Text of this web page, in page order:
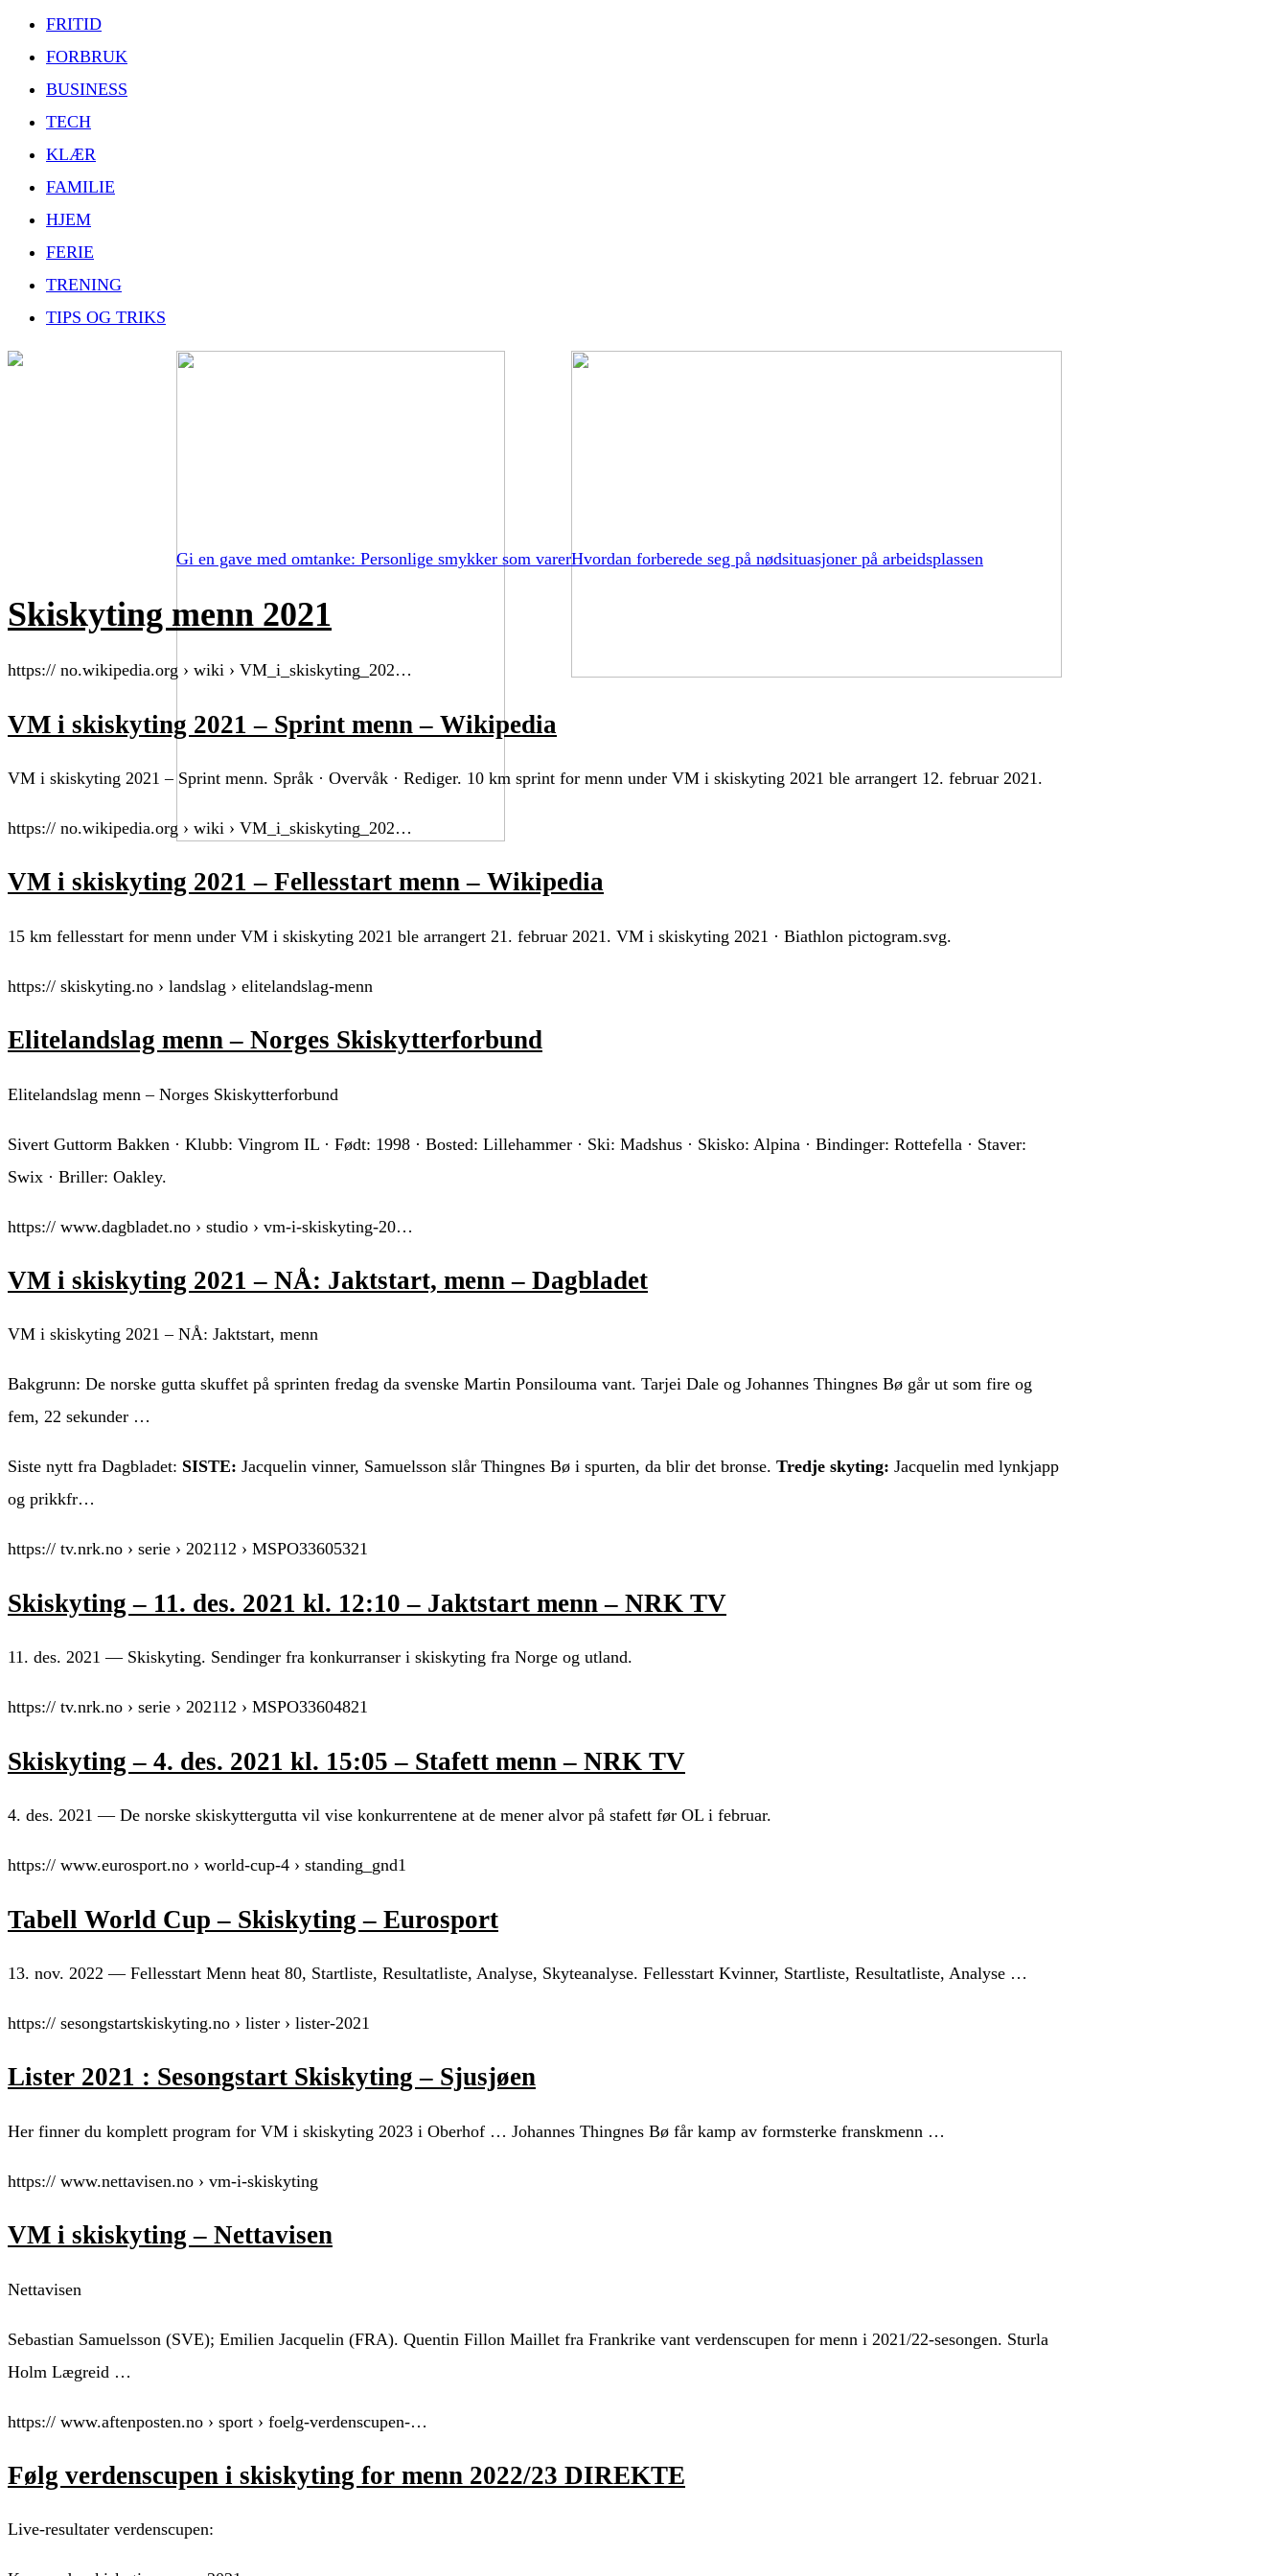
FRITID
FORBRUK
BUSINESS
TECH
KLÆR
FAMILIE
HJEM
FERIE
TRENING
TIPS OG TRIKS
Hvordan forberede seg på nødsituasjoner på arbeidsplassen
Gi en gave med omtanke: Personlige smykker som varer
Skiskyting menn 2021
https:// no.wikipedia.org › wiki › VM_i_skiskyting_202…
VM i skiskyting 2021 – Sprint menn – Wikipedia
VM i skiskyting 2021 – Sprint menn. Språk · Overvåk · Rediger. 10 km sprint for menn under VM i skiskyting 2021 ble arrangert 12. februar 2021.
https:// no.wikipedia.org › wiki › VM_i_skiskyting_202…
VM i skiskyting 2021 – Fellesstart menn – Wikipedia
15 km fellesstart for menn under VM i skiskyting 2021 ble arrangert 21. februar 2021. VM i skiskyting 2021 · Biathlon pictogram.svg.
https:// skiskyting.no › landslag › elitelandslag-menn
Elitelandslag menn – Norges Skiskytterforbund
Elitelandslag menn – Norges Skiskytterforbund
Sivert Guttorm Bakken · Klubb: Vingrom IL · Født: 1998 · Bosted: Lillehammer · Ski: Madshus · Skisko: Alpina · Bindinger: Rottefella · Staver:
Swix · Briller: Oakley.
https:// www.dagbladet.no › studio › vm-i-skiskyting-20…
VM i skiskyting 2021 – NÅ: Jaktstart, menn – Dagbladet
VM i skiskyting 2021 – NÅ: Jaktstart, menn
Bakgrunn: De norske gutta skuffet på sprinten fredag da svenske Martin Ponsilouma vant. Tarjei Dale og Johannes Thingnes Bø går ut som fire og
fem, 22 sekunder …
Siste nytt fra Dagbladet: SISTE: Jacquelin vinner, Samuelsson slår Thingnes Bø i spurten, da blir det bronse. Tredje skyting: Jacquelin med lynkjapp
og prikkfr…
https:// tv.nrk.no › serie › 202112 › MSPO33605321
Skiskyting – 11. des. 2021 kl. 12:10 – Jaktstart menn – NRK TV
11. des. 2021 — Skiskyting. Sendinger fra konkurranser i skiskyting fra Norge og utland.
https:// tv.nrk.no › serie › 202112 › MSPO33604821
Skiskyting – 4. des. 2021 kl. 15:05 – Stafett menn – NRK TV
4. des. 2021 — De norske skiskyttergutta vil vise konkurrentene at de mener alvor på stafett før OL i februar.
https:// www.eurosport.no › world-cup-4 › standing_gnd1
Tabell World Cup – Skiskyting – Eurosport
13. nov. 2022 — Fellesstart Menn heat 80, Startliste, Resultatliste, Analyse, Skyteanalyse. Fellesstart Kvinner, Startliste, Resultatliste, Analyse …
https:// sesongstartskiskyting.no › lister › lister-2021
Lister 2021 : Sesongstart Skiskyting – Sjusjøen
Her finner du komplett program for VM i skiskyting 2023 i Oberhof … Johannes Thingnes Bø får kamp av formsterke franskmenn …
https:// www.nettavisen.no › vm-i-skiskyting
VM i skiskyting – Nettavisen
Nettavisen
Sebastian Samuelsson (SVE); Emilien Jacquelin (FRA). Quentin Fillon Maillet fra Frankrike vant verdenscupen for menn i 2021/22-sesongen. Sturla
Holm Lægreid …
https:// www.aftenposten.no › sport › foelg-verdenscupen-…
Følg verdenscupen i skiskyting for menn 2022/23 DIREKTE
Live-resultater verdenscupen: